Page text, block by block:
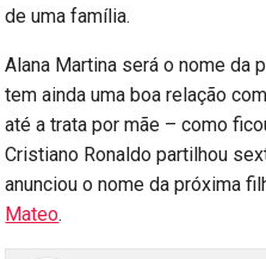
de uma família.
Alana Martina será o nome da
tem ainda uma boa relação
até a trata por mãe – como
Cristiano Ronaldo partilhou
anunciou o nome da próxima
Mateo.